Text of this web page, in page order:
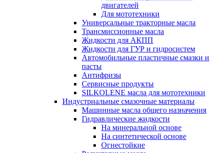
двигателей
Для мототехники
Универсальные тракторные масла
Трансмиссионные масла
Жидкости для АКПП
Жидкости для ГУР и гидросистем
Автомобильные пластичные смазки и
пасты
Антифризы
Сервисные продукты
SILKOLENE масла для мототехники
Индустриальные смазочные материалы
Машинные масла общего назначения
Гидравлические жидкости
На минеральной основе
На синтетической основе
Огнестойкие